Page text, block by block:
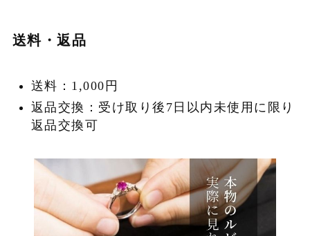
送料・返品
送料：1,000円
返品交換：受け取り後7日以内未使用に限り
返品交換可